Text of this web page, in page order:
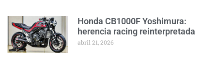
Honda CB1000F Yoshimura:
herencia racing reinterpretada
abril 21, 2026